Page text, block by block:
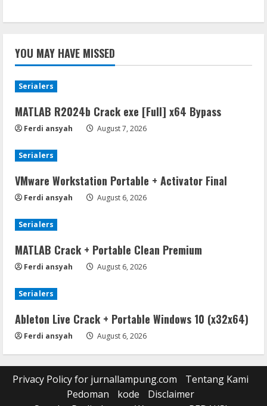
YOU MAY HAVE MISSED
Serialers
MATLAB R2024b Crack exe [Full] x64 Bypass
Ferdi ansyah August 7, 2026
Serialers
VMware Workstation Portable + Activator Final
Ferdi ansyah August 6, 2026
Serialers
MATLAB Crack + Portable Clean Premium
Ferdi ansyah August 6, 2026
Serialers
Ableton Live Crack + Portable Windows 10 (x32x64)
Ferdi ansyah August 6, 2026
Privacy Policy for jurnallampung.com
Tentang Kami
Pedoman
kode
Disclaimer